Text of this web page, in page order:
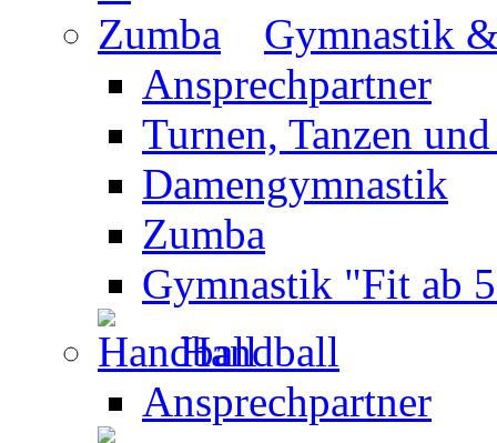
Gymnastik
Ansprechpartner
Turnen, Tanzen
Damengymnastik
Zumba
Gymnastik "Fit ab
Handball
Ansprechpartner